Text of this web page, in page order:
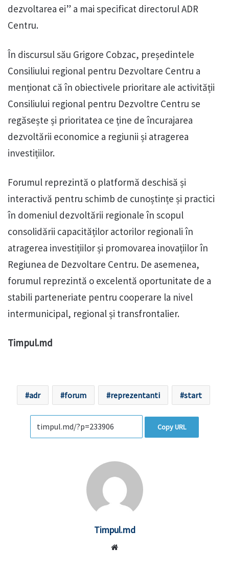
dezvoltarea ei” a mai specificat directorul ADR
Centru.
În discursul său Grigore Cobzac, președintele
Consiliului regional pentru Dezvoltare Centru a
menționat că în obiectivele prioritare ale activității
Consiliului regional pentru Dezvoltre Centru se
regăsește și prioritatea ce ține de încurajarea
dezvoltării economice a regiunii și atragerea
investițiilor.
Forumul reprezintă o platformă deschisă și
interactivă pentru schimb de cunoștințe și practici
în domeniul dezvoltării regionale în scopul
consolidării capacităților actorilor regionali în
atragerea investițiilor și promovarea inovațiilor în
Regiunea de Dezvoltare Centru. De asemenea,
forumul reprezintă o excelentă oportunitate de a
stabili parteneriate pentru cooperare la nivel
intermunicipal, regional și transfrontalier.
Timpul.md
adr forum reprezentanti start
Copy URL
Timpul.md